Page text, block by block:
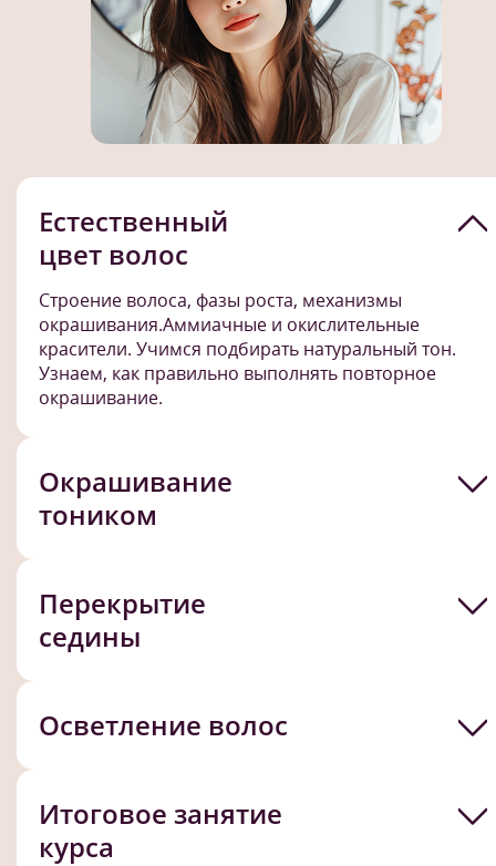
Естественный
цвет волос
Строение волоса, фазы роста, механизмы
окрашивания.Аммиачные и окислительные
красители. Учимся подбирать натуральный тон.
Узнаем, как правильно выполнять повторное
окрашивание.
Окрашивание
тоником
Перекрытие
седины
Осветление волос
Итоговое занятие
курса